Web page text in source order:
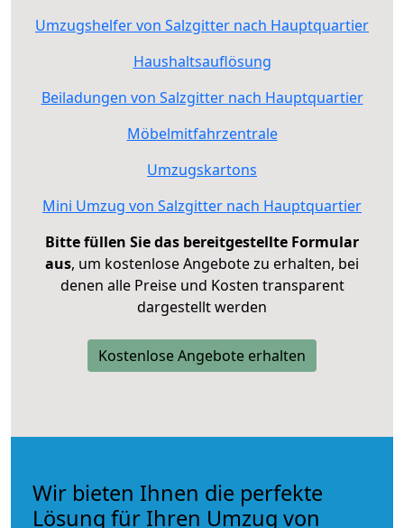
Umzugshelfer von Salzgitter nach Hauptquartier
Haushaltsauflösung
Beiladungen von Salzgitter nach Hauptquartier
Möbelmitfahrzentrale
Umzugskartons
Mini Umzug von Salzgitter nach Hauptquartier
Bitte füllen Sie das bereitgestellte Formular
aus, um kostenlose Angebote zu erhalten, bei
denen alle Preise und Kosten transparent
dargestellt werden
Kostenlose Angebote erhalten
Wir bieten Ihnen die perfekte
Lösung für Ihren Umzug von